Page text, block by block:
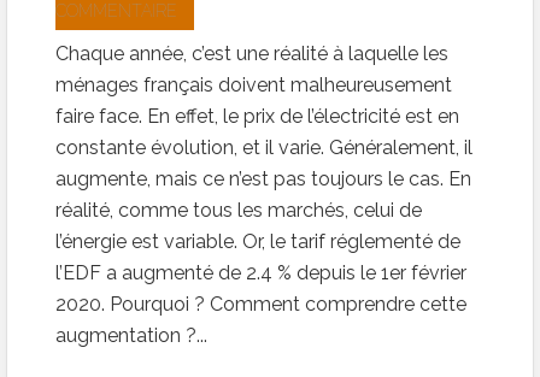
COMMENTAIRE
Chaque année, c’est une réalité à laquelle les
ménages français doivent malheureusement
faire face. En effet, le prix de l’électricité est en
constante évolution, et il varie. Généralement, il
augmente, mais ce n’est pas toujours le cas. En
réalité, comme tous les marchés, celui de
l’énergie est variable. Or, le tarif réglementé de
l’EDF a augmenté de 2.4 % depuis le 1er février
2020. Pourquoi ? Comment comprendre cette
augmentation ?...